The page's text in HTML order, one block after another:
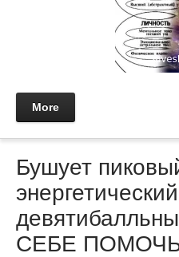
More
Бушует
СЕБЕ